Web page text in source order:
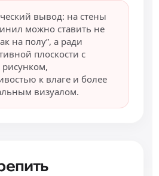
вывод: на стены
можно ставить не
на полу”, а ради
плоскости с
рисунком,
к влаге и более
визуалом.